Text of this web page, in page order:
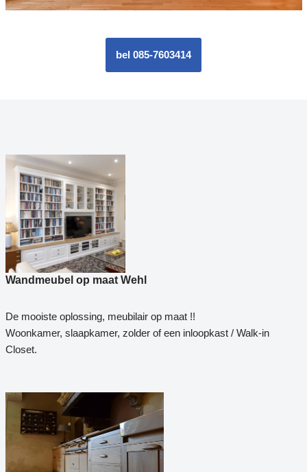
bel 085-7603414
Wandmeubel op maat Wehl
De mooiste oplossing, meubilair op maat !!
Woonkamer, slaapkamer, zolder of een inloopkast / Walk-in
Closet.